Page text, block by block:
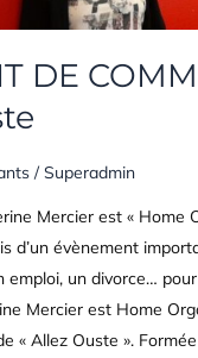
DE
/Superadmin
Mercier est « Home
d’un évènement
emploi, un divorce…
Mercier est Home
« Allez Ouste ».